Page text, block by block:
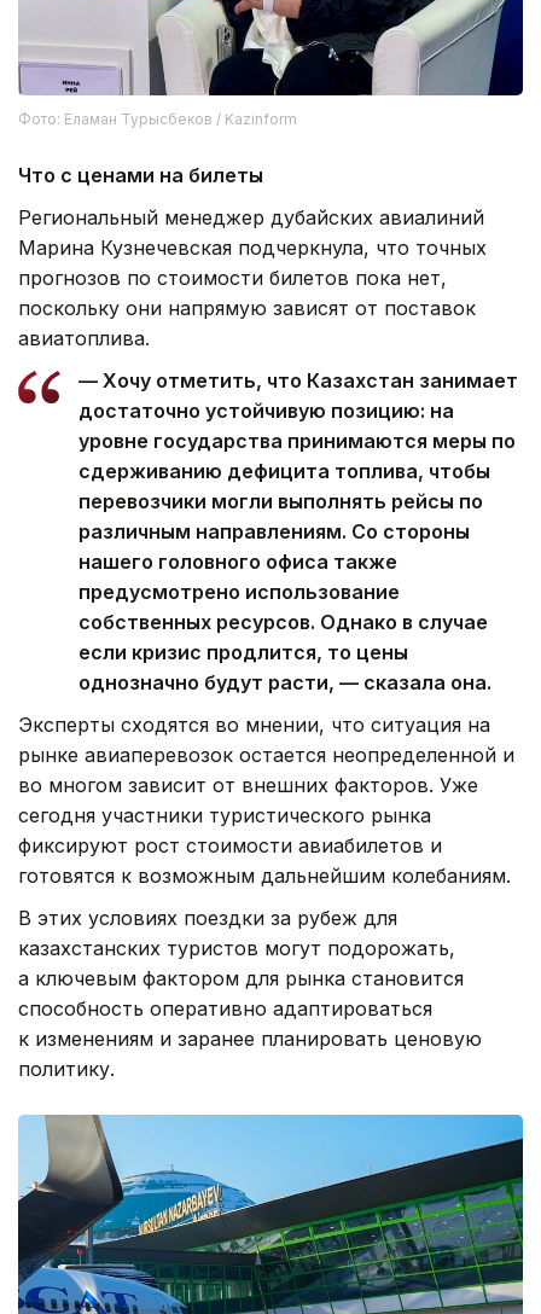
Фото: Еламан Турысбеков / Kazinform
Что с ценами на билеты
Региональный менеджер дубайских авиалиний
Марина Кузнечевская подчеркнула, что точных
прогнозов по стоимости билетов пока нет,
поскольку они напрямую зависят от поставок
авиатоплива.
— Хочу отметить, что Казахстан занимает
достаточно устойчивую позицию: на
уровне государства принимаются меры по
сдерживанию дефицита топлива, чтобы
перевозчики могли выполнять рейсы по
различным направлениям. Со стороны
нашего головного офиса также
предусмотрено использование
собственных ресурсов. Однако в случае
если кризис продлится, то цены
однозначно будут расти, — сказала она.
Эксперты сходятся во мнении, что ситуация на
рынке авиаперевозок остается неопределенной и
во многом зависит от внешних факторов. Уже
сегодня участники туристического рынка
фиксируют рост стоимости авиабилетов и
готовятся к возможным дальнейшим колебаниям.
В этих условиях поездки за рубеж для
казахстанских туристов могут подорожать,
а ключевым фактором для рынка становится
способность оперативно адаптироваться
к изменениям и заранее планировать ценовую
политику.